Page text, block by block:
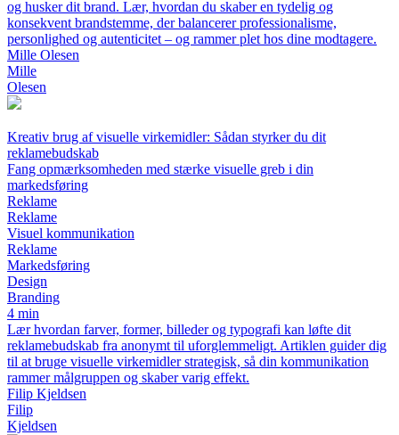
og husker dit brand. Lær, hvordan du skaber en tydelig og
konsekvent brandstemme, der balancerer professionalisme,
personlighed og autenticitet – og rammer plet hos dine modtagere.
Mille Olesen
Mille
Olesen
Kreativ brug af visuelle virkemidler: Sådan styrker du dit
reklamebudskab
Fang opmærksomheden med stærke visuelle greb i din
markedsføring
Reklame
Reklame
Visuel kommunikation
Reklame
Markedsføring
Design
Branding
4 min
Lær hvordan farver, former, billeder og typografi kan løfte dit
reklamebudskab fra anonymt til uforglemmeligt. Artiklen guider dig
til at bruge visuelle virkemidler strategisk, så din kommunikation
rammer målgruppen og skaber varig effekt.
Filip Kjeldsen
Filip
Kjeldsen